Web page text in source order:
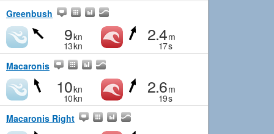
Greenbush
9kn
13kn
2.4m
17s
Macaronis
10kn
10kn
2.6m
19s
Macaronis Right